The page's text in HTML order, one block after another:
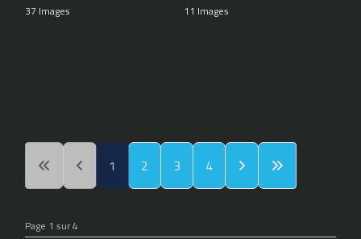
37 Images 11 Images
1 2 3 4
Page 1 sur 4